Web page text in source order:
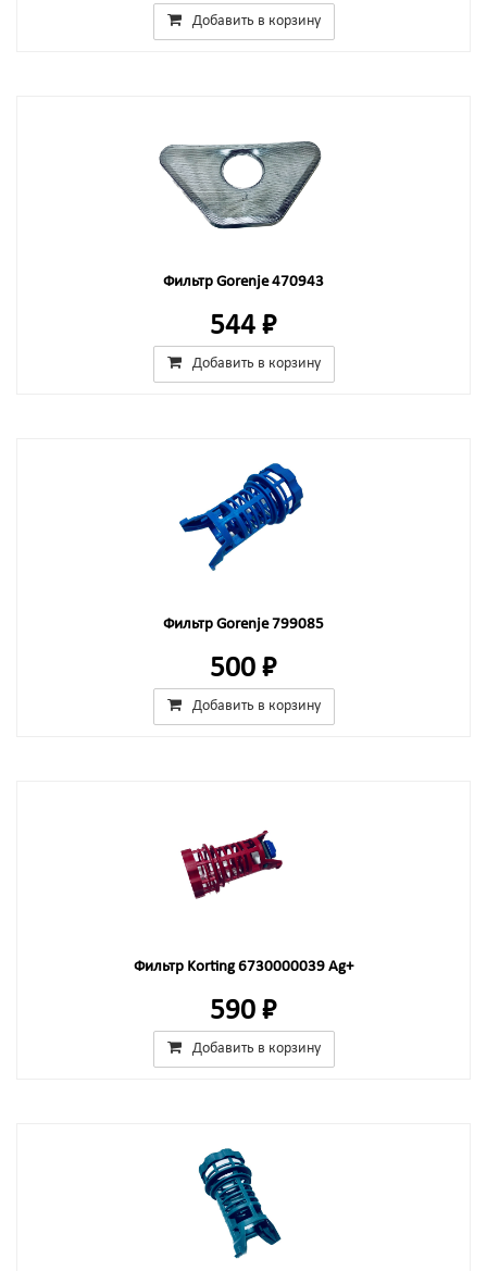
Добавить в корзину
Фильтр Gorenje 470943
544 ₽
Добавить в корзину
Фильтр Gorenje 799085
500 ₽
Добавить в корзину
Фильтр Korting 6730000039 Ag+
590 ₽
Добавить в корзину